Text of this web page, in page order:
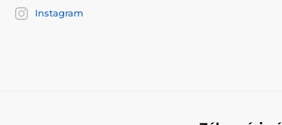
Instagram